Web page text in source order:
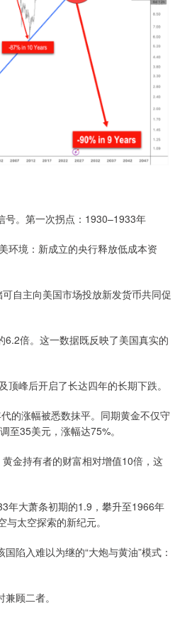
。第一次拐点：1930–1933年
境：新成立的央行释放低成本资
自主向美国市场投放新发货币共同促
倍。这一数据既反映了美国真实的
峰后开启了长达四年的长期下跌。
的涨幅被悉数抹平。同期黄金不仅守
35美元，涨幅达75%。
金持有者的财富相对增值10倍，这
大萧条初期的1.9，攀升至1966年
太空探索的新纪元。
入难以为继的“大炮与黄油”模式：
顾二者。